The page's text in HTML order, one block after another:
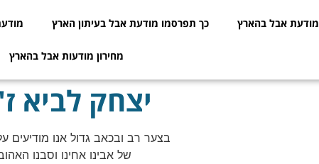
מודעת אבל בהארץ כך תפרסמו מודעת אבל בעיתון הארץ
מחירון מודעות אבל בהארץ
יצחק לביא
בצער רב ובכאב גדול אנו מודיעים
של אבינו אחינו וסבנו